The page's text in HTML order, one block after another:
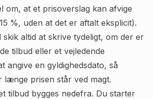
om, at et prisoverslag kan afvige
%, uden at det er aftalt eksplicit).
altid at skrive tydeligt, om der er
tilbud eller et vejledende
angive en gyldighedsdato, så
længe prisen står ved magt.
tilbud bygges nedefra. Du starter